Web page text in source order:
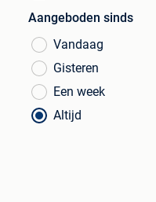
Aangeboden sinds
Vandaag
Gisteren
Een week
Altijd